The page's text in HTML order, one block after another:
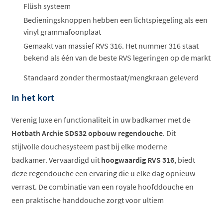
Flüsh systeem
Bedieningsknoppen hebben een lichtspiegeling als een
vinyl grammafoonplaat
Gemaakt van massief RVS 316. Het nummer 316 staat
bekend als één van de beste RVS legeringen op de markt
Standaard zonder thermostaat/mengkraan geleverd
In het kort
Verenig luxe en functionaliteit in uw badkamer met de
Hotbath Archie SDS32 opbouw regendouche. Dit
stijlvolle douchesysteem past bij elke moderne
badkamer. Vervaardigd uit hoogwaardig RVS 316, biedt
deze regendouche een ervaring die u elke dag opnieuw
verrast. De combinatie van een royale hoofddouche en
een praktische handdouche zorgt voor ultiem